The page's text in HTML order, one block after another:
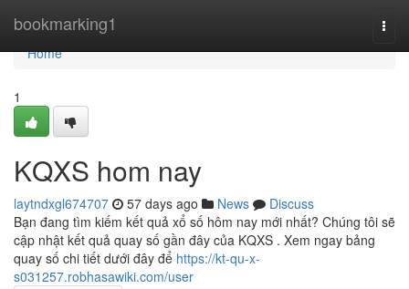
bookmarking1
Home
Home
1
KQXS hom nay
laytndxgl674707 57 days ago News
Discuss
Bạn đang tìm kiếm kết quả xổ số hôm nay mới nhất? Chúng tôi sẽ
cập nhật kết quả quay số gần đây của KQXS . Xem ngay bảng
quay số chi tiết dưới đây để https://kt-qu-x-
s031257.robhasawiki.com/user